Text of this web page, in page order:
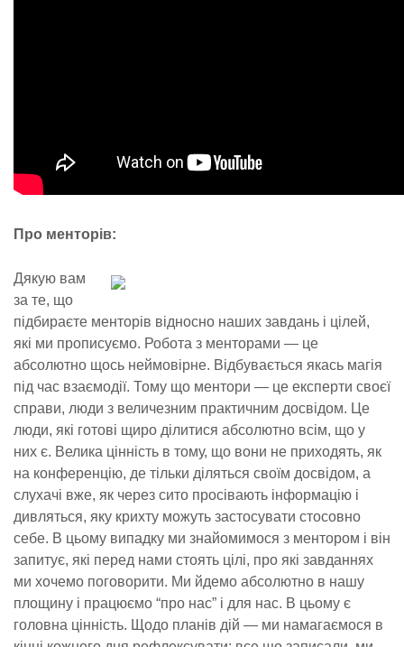
Про менторів:
Дякую вам
за те, що
підбираєте менторів відносно наших завдань і цілей,
які ми прописуємо. Робота з менторами — це
абсолютно щось неймовірне. Відбувається якась магія
під час взаємодії. Тому що ментори — це експерти своєї
справи, люди з величезним практичним досвідом. Це
люди, які готові щиро ділитися абсолютно всім, що у
них є. Велика цінність в тому, що вони не приходять, як
на конференцію, де тільки діляться своїм досвідом, а
слухачі вже, як через сито просівають інформацію і
дивляться, яку крихту можуть застосувати стосовно
себе. В цьому випадку ми знайомимося з ментором і він
запитує, які перед нами стоять цілі, про які завданнях
ми хочемо поговорити. Ми йдемо абсолютно в нашу
площину і працюємо “про нас” і для нас. В цьому є
головна цінність. Щодо планів дій — ми намагаємося в